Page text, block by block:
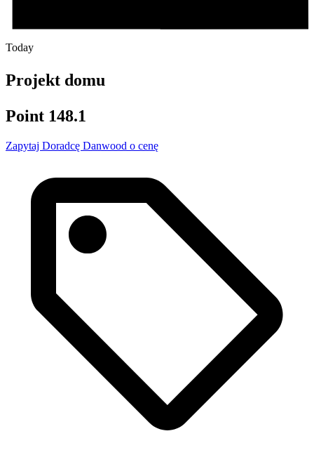
Today
Projekt domu
Point 148.1
Zapytaj Doradcę Danwood o cenę